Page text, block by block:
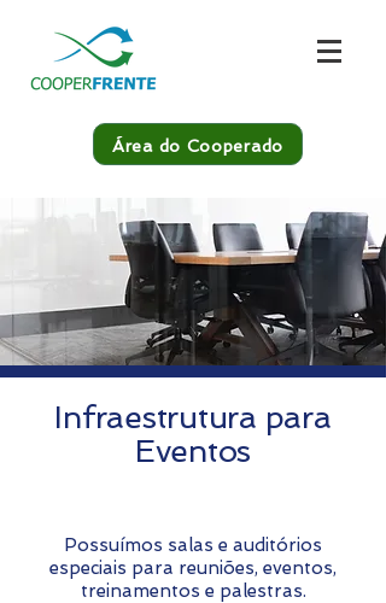
Área do Cooperado
Infraestrutura para
Eventos
Possuímos salas e auditórios
especiais para reuniões, eventos,
treinamentos e palestras.